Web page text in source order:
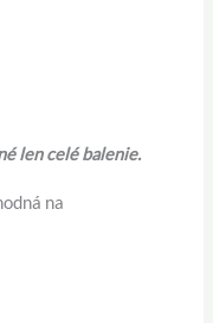
len celé balenie.
na